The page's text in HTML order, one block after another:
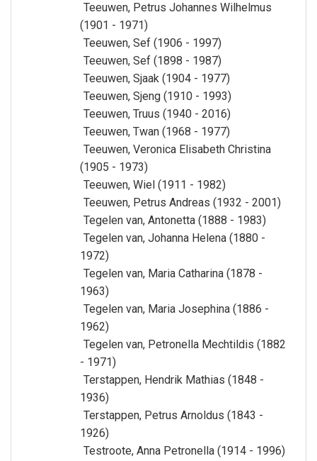
Teeuwen, Petrus Johannes Wilhelmus
(1901 - 1971)
Teeuwen, Sef (1906 - 1997)
Teeuwen, Sef (1898 - 1987)
Teeuwen, Sjaak (1904 - 1977)
Teeuwen, Sjeng (1910 - 1993)
Teeuwen, Truus (1940 - 2016)
Teeuwen, Twan (1968 - 1977)
Teeuwen, Veronica Elisabeth Christina
(1905 - 1973)
Teeuwen, Wiel (1911 - 1982)
Teeuwen, Petrus Andreas (1932 - 2001)
Tegelen van, Antonetta (1888 - 1983)
Tegelen van, Johanna Helena (1880 -
1972)
Tegelen van, Maria Catharina (1878 -
1963)
Tegelen van, Maria Josephina (1886 -
1962)
Tegelen van, Petronella Mechtildis (1882
- 1971)
Terstappen, Hendrik Mathias (1848 -
1936)
Terstappen, Petrus Arnoldus (1843 -
1926)
Testroote, Anna Petronella (1914 - 1996)